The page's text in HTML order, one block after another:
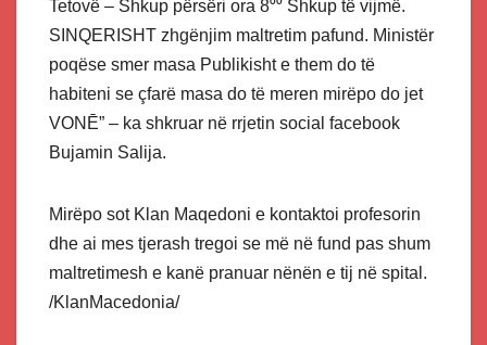
Tetovë – Shkup përsëri ora 8⁰⁰ Shkup të vijmë.
SINQERISHT zhgënjim maltretim pafund. Ministër
poqëse smer masa Publikisht e them do të
habiteni se çfarë masa do të meren mirëpo do jet
VONĒ” – ka shkruar në rrjetin social facebook
Bujamin Salija.
Mirëpo sot Klan Maqedoni e kontaktoi profesorin
dhe ai mes tjerash tregoi se më në fund pas shum
maltretimesh e kanë pranuar nënën e tij në spital.
/KlanMacedonia/